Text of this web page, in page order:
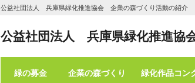
公益社団法人 兵庫県緑化推進協会 企業の森づくり活動の紹介
公益社団法人 兵庫県緑化推進協
緑の募金 企業の森づくり 緑化作品コン